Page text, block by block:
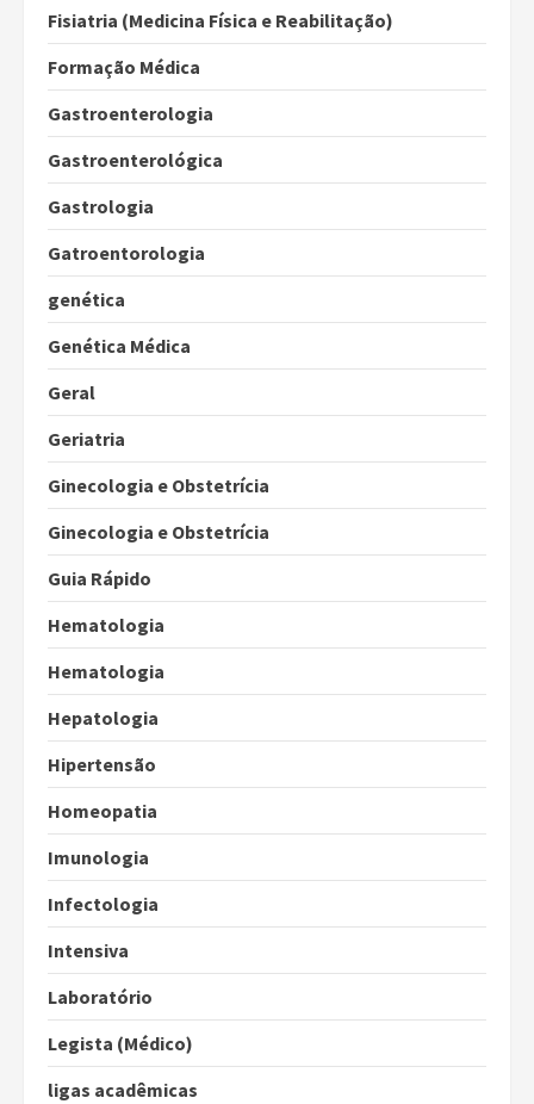
Fisiatria (Medicina Física e Reabilitação)
Formação Médica
Gastroenterologia
Gastroenterológica
Gastrologia
Gatroentorologia
genética
Genética Médica
Geral
Geriatria
Ginecologia e Obstetrícia
Ginecologia e Obstetrícia
Guia Rápido
Hematologia
Hematologia
Hepatologia
Hipertensão
Homeopatia
Imunologia
Infectologia
Intensiva
Laboratório
Legista (Médico)
ligas acadêmicas